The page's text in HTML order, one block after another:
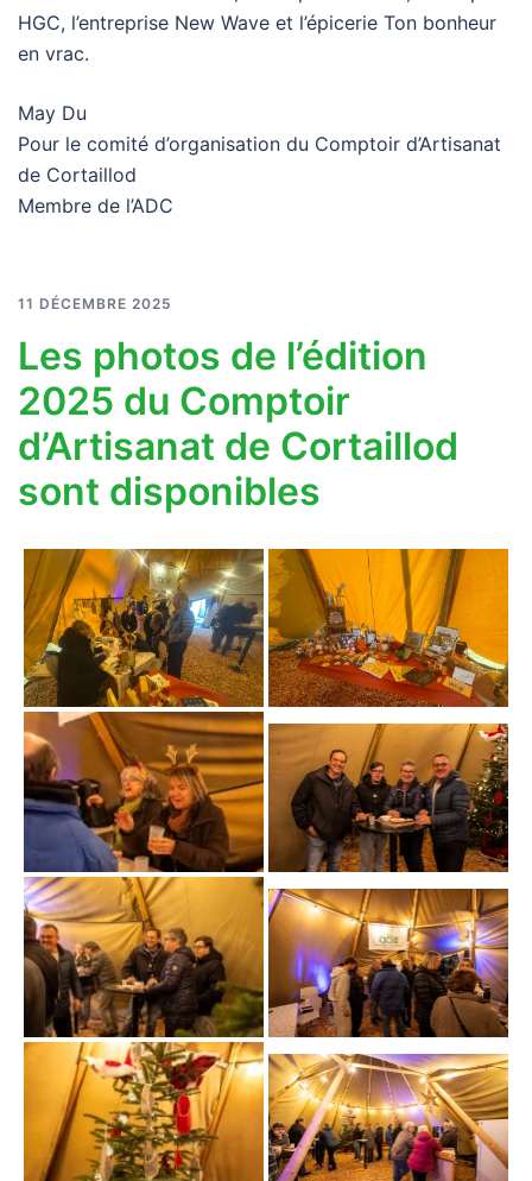
HGC, l’entreprise New Wave et l’épicerie Ton bonheur
en vrac.
May Du
Pour le comité d’organisation du Comptoir d’Artisanat
de Cortaillod
Membre de l’ADC
11 DÉCEMBRE 2025
Les photos de l’édition
2025 du Comptoir
d’Artisanat de Cortaillod
sont disponibles